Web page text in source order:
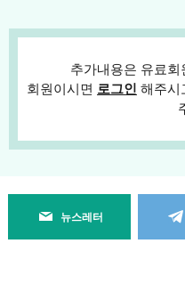
추가내용은 유료
회원이시면 로그인 해주시
뉴스레터